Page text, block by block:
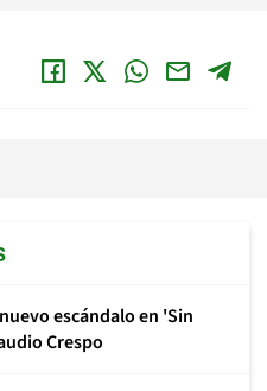
escándalo en 'Sin
Crespo